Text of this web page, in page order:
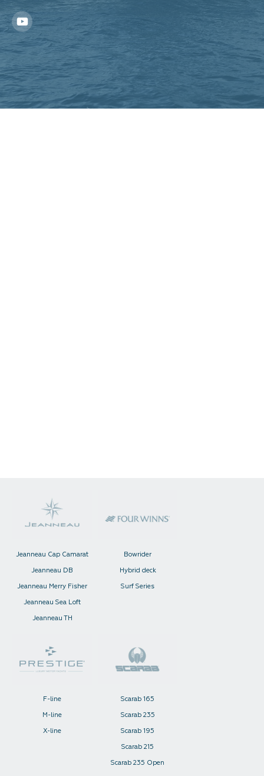
Jeanneau Cap Camarat
Jeanneau DB
Jeanneau Merry Fisher
Jeanneau Sea Loft
Jeanneau TH
Bowrider
Hybrid deck
Surf Series
F-line
M-line
X-line
Scarab 165
Scarab 235
Scarab 195
Scarab 215
Scarab 235 Open